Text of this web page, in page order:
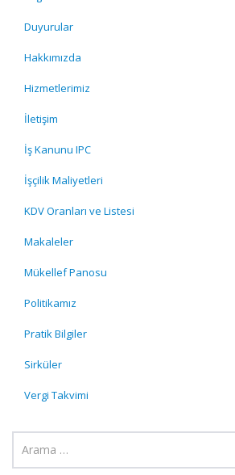
Duyurular
Hakkımızda
Hizmetlerimiz
İletişim
İş Kanunu IPC
İşçilik Maliyetleri
KDV Oranları ve Listesi
Makaleler
Mükellef Panosu
Politikamız
Pratik Bilgiler
Sirküler
Vergi Takvimi